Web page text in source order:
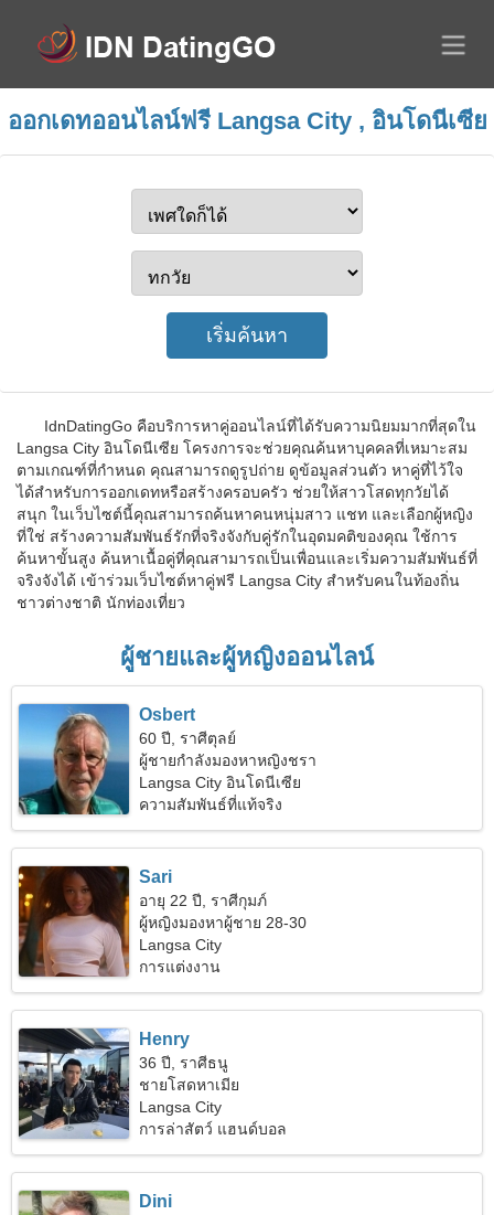
ออกเดทออนไลน์ฟรี Langsa City , อินโดนีเซีย
IdnDatingGo คือบริการหาคู่ออนไลน์ที่ได้รับความนิยมมากที่สุดใน
Langsa City อินโดนีเซีย โครงการจะช่วยคุณค้นหาบุคคลที่เหมาะสม
ตามเกณฑ์ที่กำหนด คุณสามารถดูรูปถ่าย ดูข้อมูลส่วนตัว หาคู่ที่ไว้ใจ
ได้สำหรับการออกเดทหรือสร้างครอบครัว ช่วยให้สาวโสดทุกวัยได้
สนุก ในเว็บไซต์นี้คุณสามารถค้นหาคนหนุ่มสาว แชท และเลือกผู้หญิง
ที่ใช่ สร้างความสัมพันธ์รักที่จริงจังกับคู่รักในอุดมคติของคุณ ใช้การ
ค้นหาขั้นสูง ค้นหาเนื้อคู่ที่คุณสามารถเป็นเพื่อนและเริ่มความสัมพันธ์ที่
จริงจังได้ เข้าร่วมเว็บไซต์หาคู่ฟรี Langsa City สำหรับคนในท้องถิ่น
ชาวต่างชาติ นักท่องเที่ยว
ผู้ชายและผู้หญิงออนไลน์
Osbert
60 ปี, ราศีตุลย์
ผู้ชายกำลังมองหาหญิงชรา
Langsa City อินโดนีเซีย
ความสัมพันธ์ที่แท้จริง
Sari
อายุ 22 ปี, ราศีกุมภ์
ผู้หญิงมองหาผู้ชาย 28-30
Langsa City
การแต่งงาน
Henry
36 ปี, ราศีธนู
ชายโสดหาเมีย
Langsa City
การล่าสัตว์ แฮนด์บอล
Dini